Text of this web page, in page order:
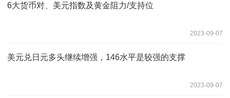
6大货币对、美元指数及黄金阻力/支持位
2023-09-07
美元兑日元多头继续增强，146水平是较强的支撑
2023-09-07